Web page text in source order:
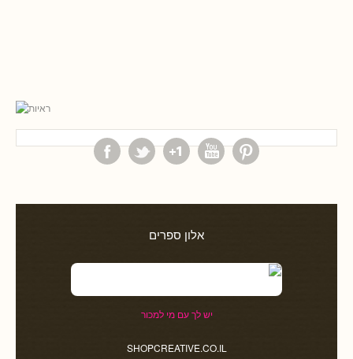
אלון ספרים
יש לך עם מי למכור
SHOPCREATIVE.CO.IL